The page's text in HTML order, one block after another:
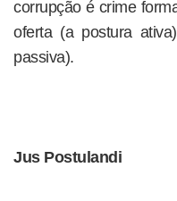
corrupção é crime
oferta (a postura
passiva).
Jus Postulandi